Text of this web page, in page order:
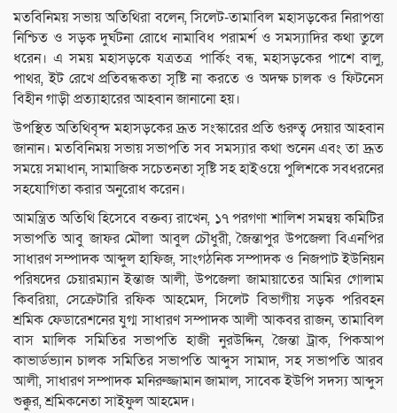
মতবিনিময় সভায় অতিথিরা বলেন, সিলেট-তামাবিল মহাসড়কের নিরাপত্তা
নিশ্চিত ও সড়ক দুর্ঘটনা রোধে নামাবিধ পরামর্শ ও সমস্যাদির কথা তুলে
ধরেন। এ সময় মহাসড়কে যত্রতত্র পার্কিং বন্ধ, মহাসড়কের পাশে বালু,
পাথর, ইট রেখে প্রতিবন্ধকতা সৃষ্টি না করতে ও অদক্ষ চালক ও ফিটনেস
বিহীন গাড়ী প্রত্যাহারের আহবান জানানো হয়।
উপস্থিত অতিথিবৃন্দ মহাসড়কের দ্রূত সংস্কারের প্রতি গুরুত্ব দেয়ার আহবান
জানান। মতবিনিময় সভায় সভাপতি সব সমস্যার কথা শুনেন এবং তা দ্রূত
সময়ে সমাধান, সামাজিক সচেতনতা সৃষ্টি সহ হাইওয়ে পুলিশকে সবধরনের
সহযোগিতা করার অনুরোধ করেন।
আমন্ত্রিত অতিথি হিসেবে বক্তব্য রাখেন, ১৭ পরগণা শালিশ সমন্বয় কমিটির
সভাপতি আবু জাফর মৌলা আবুল চৌধুরী, জৈন্তাপুর উপজেলা বিএনপির
সাধারণ সম্পাদক আব্দুল হাফিজ, সাংগঠনিক সম্পাদক ও নিজপাট ইউনিয়ন
পরিষদের চেয়ারম্যান ইন্তাজ আলী, উপজেলা জামায়াতের আমির গোলাম
কিবরিয়া, সেক্রেটারি রফিক আহমেদ, সিলেট বিভাগীয় সড়ক পরিবহন
শ্রমিক ফেডারেশনের যুগ্ম সাধারণ সম্পাদক আলী আকবর রাজন, তামাবিল
বাস মালিক সমিতির সভাপতি হাজী নুরউদ্দিন, জৈন্তা ট্রাক, পিকআপ
কাভার্ডভ্যান চালক সমিতির সভাপতি আব্দুস সামাদ, সহ সভাপতি আরব
আলী, সাধারণ সম্পাদক মনিরুজ্জামান জামাল, সাবেক ইউপি সদস্য আব্দুস
শুক্কুর, শ্রমিকনেতা সাইফুল আহমেদ।